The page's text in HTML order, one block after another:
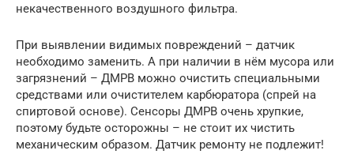
некачественного воздушного фильтра.
При выявлении видимых повреждений – датчик
необходимо заменить. А при наличии в нём мусора или
загрязнений – ДМРВ можно очистить специальными
средствами или очистителем карбюратора (спрей на
спиртовой основе). Сенсоры ДМРВ очень хрупкие,
поэтому будьте осторожны – не стоит их чистить
механическим образом. Датчик ремонту не подлежит!